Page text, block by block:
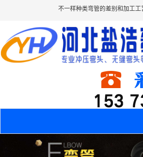
不一样种类弯管的差别和加工工